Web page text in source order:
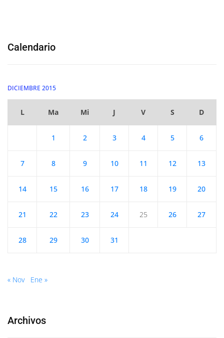
Calendario
DICIEMBRE 2015
L Ma Mi J V S D
1 2 3 4 5 6
7 8 9 10 11 12 13
14 15 16 17 18 19 20
21 22 23 24 25 26 27
28 29 30 31
« Nov Ene »
Archivos